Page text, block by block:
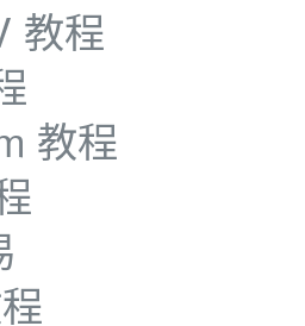
教程
教程